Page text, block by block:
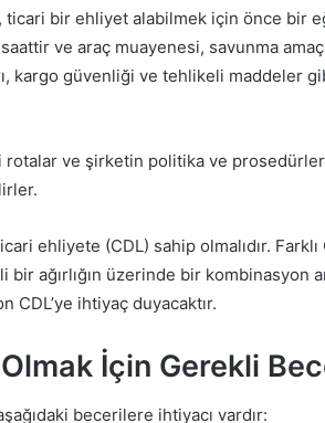
ticari bir ehliyet alabilmek için önce bir
ve araç muayenesi, savunma
kargo güvenliği ve tehlikeli maddeler
ve şirketin politika ve
ehliyete (CDL) sahip olmalıdır.
ağırlığın üzerinde bir kombinasyon
ihtiyaç duyacaktır.
İçin Gerekli
becerilere ihtiyacı vardır: